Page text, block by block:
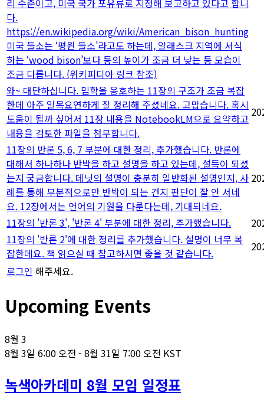
리 수준이고, 미국 국가 포유류로 지정해 보고하고 있다고 합니
다.
https://en.wikipedia.org/wiki/American_bison_hunting
미국 들소는 ‘평원 들소’라고도 하는데, 알래스크 지역에 서식
하는 ‘wood bison’보다 등의 높이가 조금 더 낮는 등 모습이
조금 다릅니다. (위키피디아 링크 참조)
와~ 대단하십니다. 밈학을 옹호하는 11장의 구조가 조금 복잡
한데 아주 일목요연하게 잘 정리해 주셨네요. 고맙습니다. 혹시
도움이 될까 싶어서 11장 내용을 NotebookLM으로 요약하고
내용을 검토한 파일을 첨부합니다.
11장의 반론 5, 6, 7 부분에 대한 정리, 추가했습니다. 반론에
대해서 하나하나 반박을 하고 설명을 하고 있는데, 설득이 되셨
는지 궁금합니다. 데닛의 설명이 충분히 일반화된 설명인지, 사
례를 통해 부분적으로만 반박이 되는 건지 판단이 잘 안 서네
요. 12장에서는 언어의 기원을 다룬다는데, 기대되네요.
11장의 '반론 3', '반론 4' 부분에 대한 정리, 추가했습니다.
11장의 '반론 2'에 대한 정리를 추가했습니다. 설명이 너무 복
잡한데요. 책 읽으실 때 참고하시면 좋을 것 같습니다.
로그인 해주세요.
Upcoming Events
8월 3
8월 3일 6:00 오전 - 8월 31일 7:00 오전 KST
녹색아카데미 8월 모임 일정표